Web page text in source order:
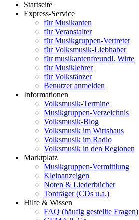
Startseite
Express-Service
für Musikanten
für Veranstalter
für Musikgruppen-Vertreter
für Volksmusik-Liebhaber
für musikantenfreundl. Wirte
für Musiklehrer
für Volkstänzer
Benutzer anmelden
Informationen
Volksmusik-Termine
Musikgruppen-Verzeichnis
Volksmusik-Blog
Volksmusik im Wirtshaus
Volksmusik im Radio
Volksmusik in den Regionen
Marktplatz
Musikgruppen-Vermittlung
Kleinanzeigen
Noten & Liederbücher
Tonträger (CDs u.a.)
Hilfe & Wissen
FAQ (häufig gestellte Fragen)